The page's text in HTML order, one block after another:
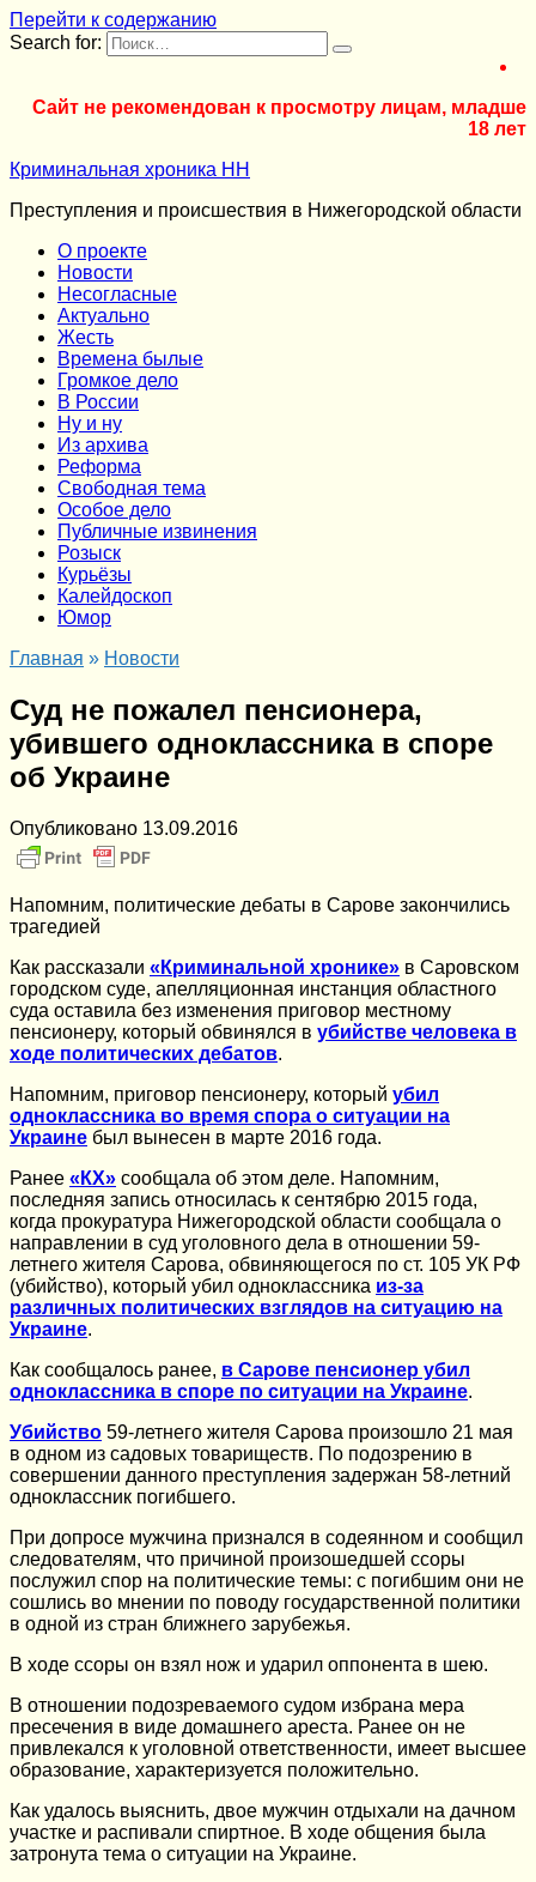
Перейти к содержанию
Search for:
Сайт не рекомендован к просмотру лицам, младше
18 лет
Криминальная хроника НН
Преступления и происшествия в Нижегородской области
О проекте
Новости
Несогласные
Актуально
Жесть
Времена былые
Громкое дело
В России
Ну и ну
Из архива
Реформа
Cвободная тема
Особое дело
Публичные извинения
Розыск
Курьёзы
Калейдоскоп
Юмор
Главная » Новости
Суд не пожалел пенсионера,
убившего одноклассника в споре
об Украине
Опубликовано 13.09.2016
Напомним, политические дебаты в Сарове закончились
трагедией
Как рассказали «Криминальной хронике» в Саровском
городском суде, апелляционная инстанция областного
суда оставила без изменения приговор местному
пенсионеру, который обвинялся в убийстве человека в
ходе политических дебатов.
Напомним, приговор пенсионеру, который убил
одноклассника во время спора о ситуации на
Украине был вынесен в марте 2016 года.
Ранее «КХ» сообщала об этом деле. Напомним,
последняя запись относилась к сентябрю 2015 года,
когда прокуратура Нижегородской области сообщала о
направлении в суд уголовного дела в отношении 59-
летнего жителя Сарова, обвиняющегося по ст. 105 УК РФ
(убийство), который убил одноклассника из-за
различных политических взглядов на ситуацию на
Украине.
Как сообщалось ранее, в Сарове пенсионер убил
одноклассника в споре по ситуации на Украине.
Убийство 59-летнего жителя Сарова произошло 21 мая
в одном из садовых товариществ. По подозрению в
совершении данного преступления задержан 58-летний
одноклассник погибшего.
При допросе мужчина признался в содеянном и сообщил
следователям, что причиной произошедшей ссоры
послужил спор на политические темы: с погибшим они не
сошлись во мнении по поводу государственной политики
в одной из стран ближнего зарубежья.
В ходе ссоры он взял нож и ударил оппонента в шею.
В отношении подозреваемого судом избрана мера
пресечения в виде домашнего ареста. Ранее он не
привлекался к уголовной ответственности, имеет высшее
образование, характеризуется положительно.
Как удалось выяснить, двое мужчин отдыхали на дачном
участке и распивали спиртное. В ходе общения была
затронута тема о ситуации на Украине.